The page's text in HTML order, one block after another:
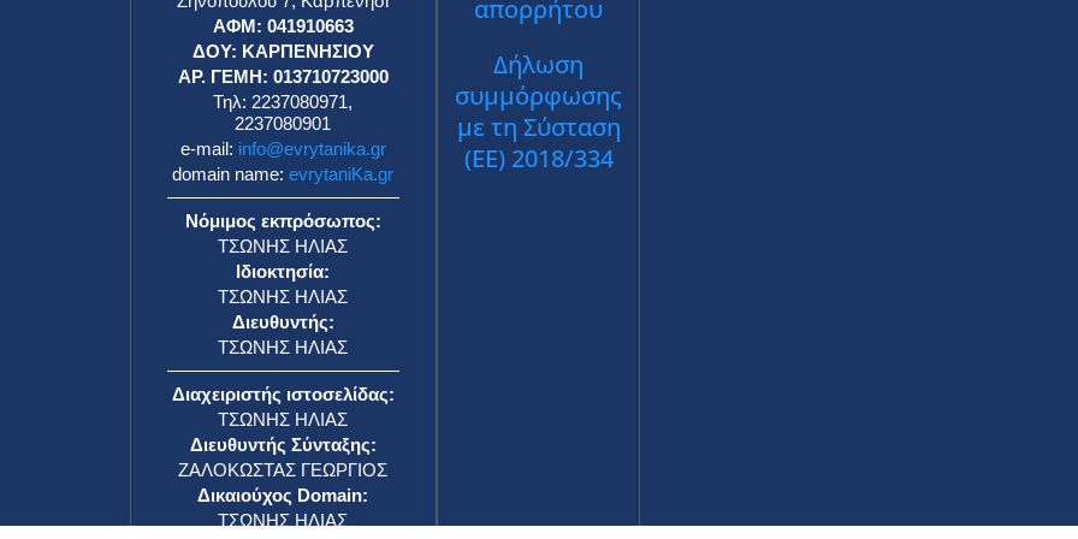
ΑΦΜ: 041910663
ΔΟΥ: ΚΑΡΠΕΝΗΣΙΟΥ
ΑΡ. ΓΕΜΗ: 013710723000
Τηλ: 2237080971,
2237080901
e-mail: info@evrytanika.gr
domain name:evrytaniKa.gr
Νόμιμος εκπρόσωπος:
ΤΣΩΝΗΣ ΗΛΙΑΣ
Ιδιοκτησία:
ΤΣΩΝΗΣ ΗΛΙΑΣ
Διευθυντής:
ΤΣΩΝΗΣ ΗΛΙΑΣ
Διαχειριστής ιστοσελίδας:
ΤΣΩΝΗΣ ΗΛΙΑΣ
Διευθυντής Σύνταξης:
ΖΑΛΟΚΩΣΤΑΣ ΓΕΩΡΓΙΟΣ
Δικαιούχος Domain:
ΤΣΩΝΗΣ ΗΛΙΑΣ
απορρήτου
Δήλωση
συμμόρφωσης
με τη Σύσταση
(ΕΕ) 2018/334